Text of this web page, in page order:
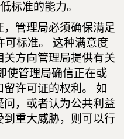
标准的能力。
管理局必须确保满足
可标准。 这种满意度
方向管理局提供有关
使管理局确信正在或
许可证的权利。 如
，或者认为公共利益
重大威胁，则可以行